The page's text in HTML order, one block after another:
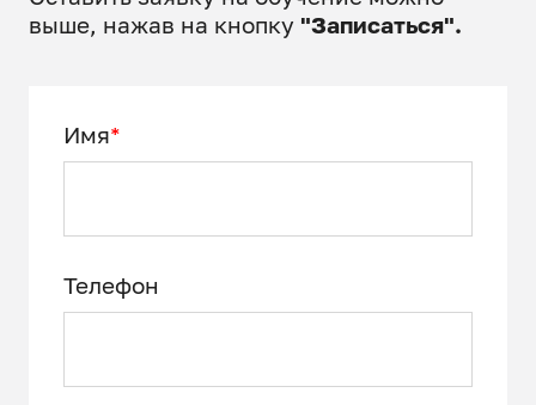
выше, нажав на кнопку "Записаться".
Имя*
Телефон